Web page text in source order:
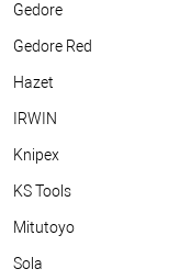
Gedore
Gedore Red
Hazet
IRWIN
Knipex
KS Tools
Mitutoyo
Sola